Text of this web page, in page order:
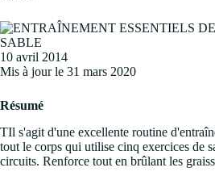
10 avril 2014
Mis à jour le 31 mars 2020
Résumé
TIl s'agit d'une excellente routine
tout le corps qui utilise cinq exercices de
circuits. Renforce tout en brûlant les